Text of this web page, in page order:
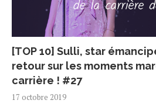
[TOP 10] Sulli, star
retour sur les moments
carrière ! #27
17 octobre 2019